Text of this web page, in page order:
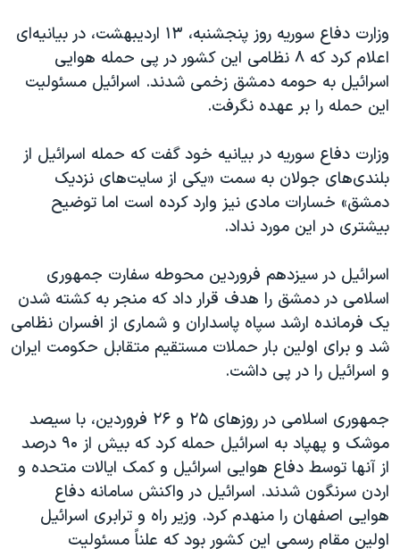
وزارت دفاع سوریه روز پنجشنبه، ۱۳ اردیبهشت، در بیانیه‌ای
اعلام کرد که ۸ نظامی این کشور در پی حمله هوایی
اسرائیل به حومه دمشق زخمی شدند. اسرائیل مسئولیت
این حمله را بر عهده نگرفت.
وزارت دفاع سوریه در بیانیه خود گفت که حمله اسرائیل از
بلندی‌های جولان به سمت «یکی از سایت‌های نزدیک
دمشق» خسارات مادی نیز وارد کرده است اما توضیح
بیشتری در این مورد نداد.
اسرائیل در سیزدهم فروردین محوطه سفارت جمهوری
اسلامی در دمشق را هدف قرار داد که منجر به کشته شدن
یک فرمانده ارشد سپاه پاسداران و شماری از افسران نظامی
شد و برای اولین بار حملات مستقیم متقابل حکومت ایران
و اسرائیل را در پی داشت.
جمهوری اسلامی در روزهای ۲۵ و ۲۶ فروردین، با سیصد
موشک و پهپاد به اسرائیل حمله کرد که بیش از ۹۰ درصد
از آنها توسط دفاع هوایی اسرائیل و کمک ایالات متحده و
اردن سرنگون شدند. اسرائیل در واکنش سامانه دفاع
هوایی اصفهان را منهدم کرد. وزیر راه و ترابری اسرائیل
اولین مقام رسمی این کشور بود که علناً مسئولیت